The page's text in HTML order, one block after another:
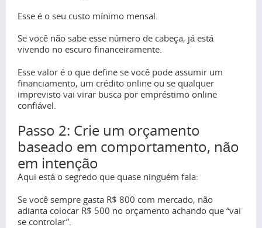
Esse é o seu custo mínimo mensal.
Se você não sabe esse número de cabeça, já está
vivendo no escuro financeiramente.
Esse valor é o que define se você pode assumir um
financiamento, um crédito online ou se qualquer
imprevisto vai virar busca por empréstimo online
confiável.
Passo 2: Crie um orçamento
baseado em comportamento, não
em intenção
Aqui está o segredo que quase ninguém fala:
Se você sempre gasta R$ 800 com mercado, não
adianta colocar R$ 500 no orçamento achando que “vai
se controlar”.